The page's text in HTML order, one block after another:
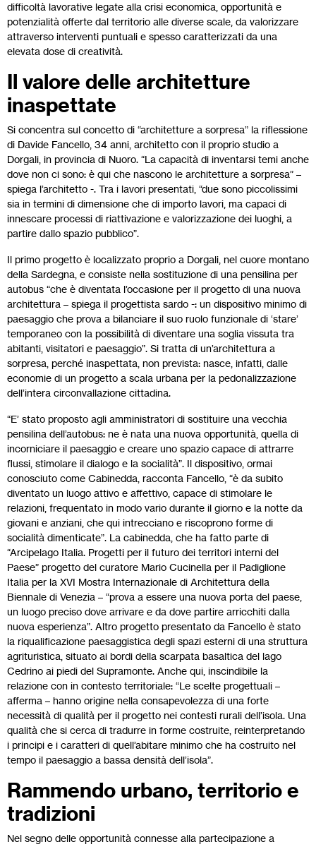
difficoltà lavorative legate alla crisi economica, opportunità e
potenzialità offerte dal territorio alle diverse scale, da valorizzare
attraverso interventi puntuali e spesso caratterizzati da una
elevata dose di creatività.
Il valore delle architetture
inaspettate
Si concentra sul concetto di “architetture a sorpresa” la riflessione
di Davide Fancello, 34 anni, architetto con il proprio studio a
Dorgali, in provincia di Nuoro. “La capacità di inventarsi temi anche
dove non ci sono: è qui che nascono le architetture a sorpresa” –
spiega l’architetto -. Tra i lavori presentati, “due sono piccolissimi
sia in termini di dimensione che di importo lavori, ma capaci di
innescare processi di riattivazione e valorizzazione dei luoghi, a
partire dallo spazio pubblico”.
Il primo progetto è localizzato proprio a Dorgali, nel cuore montano
della Sardegna, e consiste nella sostituzione di una pensilina per
autobus “che è diventata l’occasione per il progetto di una nuova
architettura – spiega il progettista sardo -: un dispositivo minimo di
paesaggio che prova a bilanciare il suo ruolo funzionale di ‘stare’
temporaneo con la possibilità di diventare una soglia vissuta tra
abitanti, visitatori e paesaggio”. Si tratta di un’architettura a
sorpresa, perché inaspettata, non prevista: nasce, infatti, dalle
economie di un progetto a scala urbana per la pedonalizzazione
dell’intera circonvallazione cittadina.
“E’ stato proposto agli amministratori di sostituire una vecchia
pensilina dell’autobus: ne è nata una nuova opportunità, quella di
incorniciare il paesaggio e creare uno spazio capace di attrarre
flussi, stimolare il dialogo e la socialità”. Il dispositivo, ormai
conosciuto come Cabinedda, racconta Fancello, “è da subito
diventato un luogo attivo e affettivo, capace di stimolare le
relazioni, frequentato in modo vario durante il giorno e la notte da
giovani e anziani, che qui intrecciano e riscoprono forme di
socialità dimenticate”. La cabinedda, che ha fatto parte di
“Arcipelago Italia. Progetti per il futuro dei territori interni del
Paese” progetto del curatore Mario Cucinella per il Padiglione
Italia per la XVI Mostra Internazionale di Architettura della
Biennale di Venezia – “prova a essere una nuova porta del paese,
un luogo preciso dove arrivare e da dove partire arricchiti dalla
nuova esperienza”. Altro progetto presentato da Fancello è stato
la riqualificazione paesaggistica degli spazi esterni di una struttura
agrituristica, situato ai bordi della scarpata basaltica del lago
Cedrino ai piedi del Supramonte. Anche qui, inscindibile la
relazione con in contesto territoriale: “Le scelte progettuali –
afferma – hanno origine nella consapevolezza di una forte
necessità di qualità per il progetto nei contesti rurali dell’isola. Una
qualità che si cerca di tradurre in forme costruite, reinterpretando
i principi e i caratteri di quell’abitare minimo che ha costruito nel
tempo il paesaggio a bassa densità dell’isola”.
Rammendo urbano, territorio e
tradizioni
Nel segno delle opportunità connesse alla partecipazione a